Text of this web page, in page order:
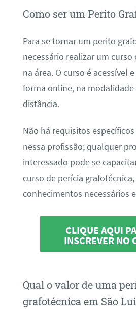
Como ser um Perito
Para se tornar um perito
necessário realizar um curso
na área. O curso é acessível
forma online, na modalidade
distância.
Não há requisitos
nessa profissão; qualquer
interessado pode se
curso de perícia
conhecimentos necessários
CLIQUE AQUI
INSCREVER NO
Qual o valor de uma
grafotécnica em São